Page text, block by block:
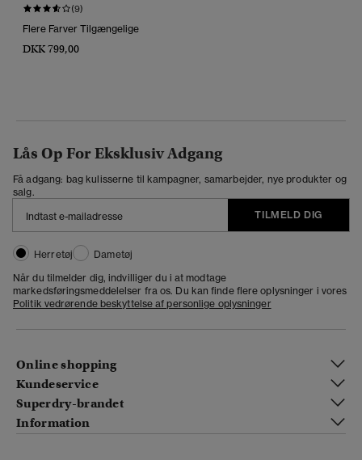
(9)
Flere Farver Tilgængelige
DKK 799,00
Lås Op For Eksklusiv Adgang
Få adgang: bag kulisserne til kampagner, samarbejder, nye produkter og
salg.
TILMELD DIG
Herretøj
Dametøj
Når du tilmelder dig, indvilliger du i at modtage
markedsføringsmeddelelser fra os. Du kan finde flere oplysninger i vores
Politik vedrørende beskyttelse af personlige oplysninger
Online shopping
Kundeservice
Superdry-brandet
Information